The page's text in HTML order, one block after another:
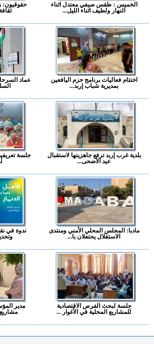
الخميس : طقس صيفي معتدل اثناء
النهار ولطيف اثناء الليل...
حقوقيون:
اختتام فعاليات برنامج حزم اليافعين
بمديرية شباب إربد...
عماد
بلدية غرب إربد ترفع جاهزيتها لاستقبال
عيد الأضحى...
جلسة
مادبا: المجلس المحلي الأمني ومنتدى
الاستقلال يحتفلان با...
ندوة في
جلسة لبحث الفرص الاقتصادية
للمشاريع المحلية في الأغوار ...
مدير